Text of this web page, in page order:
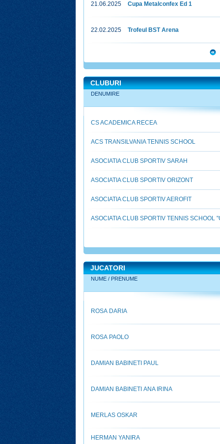
21.06.2025 Cupa Metalconfex Ed 1
22.02.2025 Trofeul BST Arena
CLUBURI
DENUMIRE
CS ACADEMICA RECEA
ACS TRANSILVANIA TENNIS SCHOOL
ASOCIATIA CLUB SPORTIV SARAH
ASOCIATIA CLUB SPORTIV ORIZONT
ASOCIATIA CLUB SPORTIV AEROFIT
ASOCIATIA CLUB SPORTIV TENNIS SCHOOL
JUCATORI
NUME / PRENUME
ROSA DARIA
ROSA PAOLO
DAMIAN BABINETI PAUL
DAMIAN BABINETI ANA IRINA
MERLAS OSKAR
HERMAN YANIRA